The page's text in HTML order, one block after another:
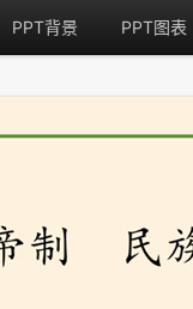
PPT背景 PPT图表